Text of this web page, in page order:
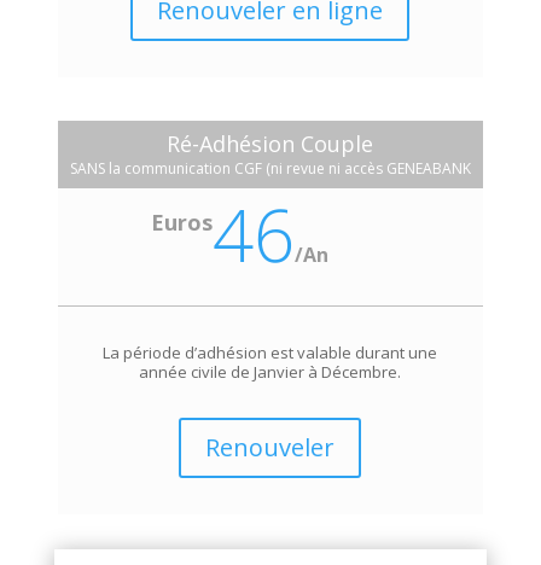
Renouveler en ligne
Ré-Adhésion Couple
SANS la communication CGF (ni revue ni accès GENEABANK
Euros46/An
La période d’adhésion est valable durant une
année civile de Janvier à Décembre.
Renouveler